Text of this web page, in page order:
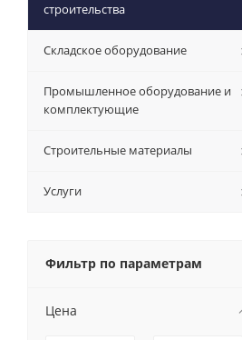
строительства
Складское оборудование
Промышленное оборудование и
комплектующие
Строительные материалы
Услуги
Фильтр по параметрам
Цена